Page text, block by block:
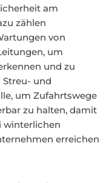
am
zählen
von
um
und zu
Streu- und
um Zufahrtswege
zu halten, damit
winterlichen
erreichen